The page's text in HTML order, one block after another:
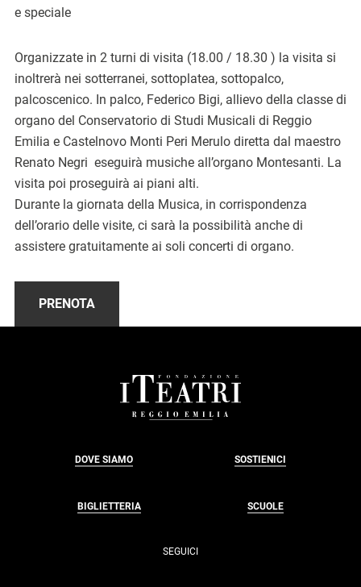
e speciale
Organizzate in 2 turni di visita (18.00 / 18.30 ) la visita si
inoltrerà nei sotterranei, sottoplatea, sottopalco,
palcoscenico. In palco, Federico Bigi, allievo della classe di
organo del Conservatorio di Studi Musicali di Reggio
Emilia e Castelnovo Monti Peri Merulo diretta dal maestro
Renato Negri eseguirà musiche all’organo Montesanti. La
visita poi proseguirà ai piani alti.
Durante la giornata della Musica, in corrispondenza
dell’orario delle visite, ci sarà la possibilità anche di
assistere gratuitamente ai soli concerti di organo.
PRENOTA
DOVE SIAMO SOSTIENICI
BIGLIETTERIA SCUOLE
SEGUICI